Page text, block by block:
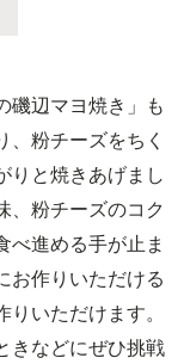
磯辺マヨ焼き」も
粉チーズをちく
りと焼きあげまし
、粉チーズのコク
べ進める手が止ま
お作りいただける
いただけます。
きなどにぜひ挑戦